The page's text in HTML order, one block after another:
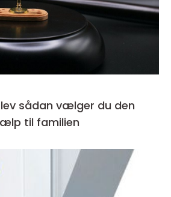
den
til familien